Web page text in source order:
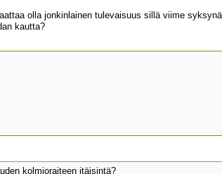
olla jonkinlainen tulevaisuus sillä viime
kautta?
kolmioraiteen itäisintä?